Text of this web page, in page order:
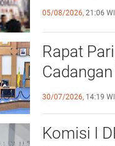
05/08/2026, 21:06
Rapat
dengan
30/07/2026, 14:19
Komisi I